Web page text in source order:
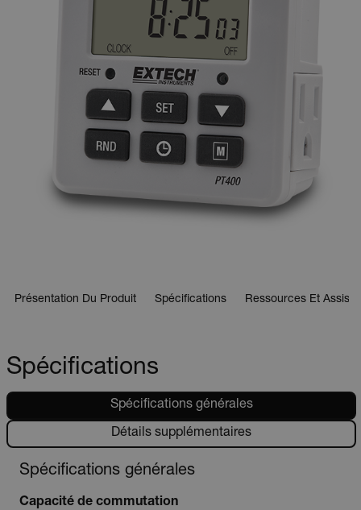
Présentation Du Produit Spécifications Ressources Et
Spécifications
Spécifications générales
Détails supplémentaires
Spécifications générales
Capacité de commutation